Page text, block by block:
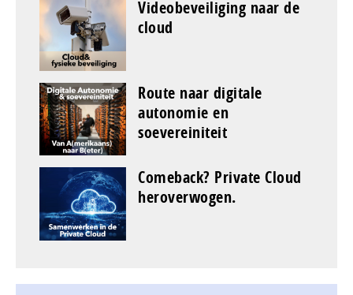
Videobeveiliging naar de
cloud
Route naar digitale
autonomie en
soevereiniteit
Comeback? Private Cloud
heroverwogen.